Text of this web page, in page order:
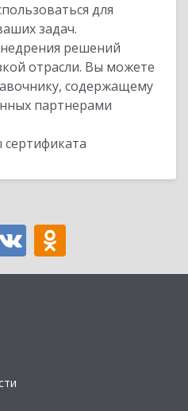
для
задач.
решений
отрасли. Вы можете
содержащему
партнерами